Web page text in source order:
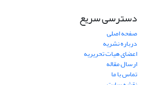
دسترسی سریع
صفحه اصلی
درباره نشریه
اعضای هیات تحریریه
ارسال مقاله
تماس با ما